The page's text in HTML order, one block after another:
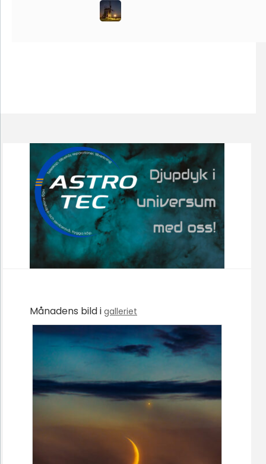
Månadens bild i galleriet